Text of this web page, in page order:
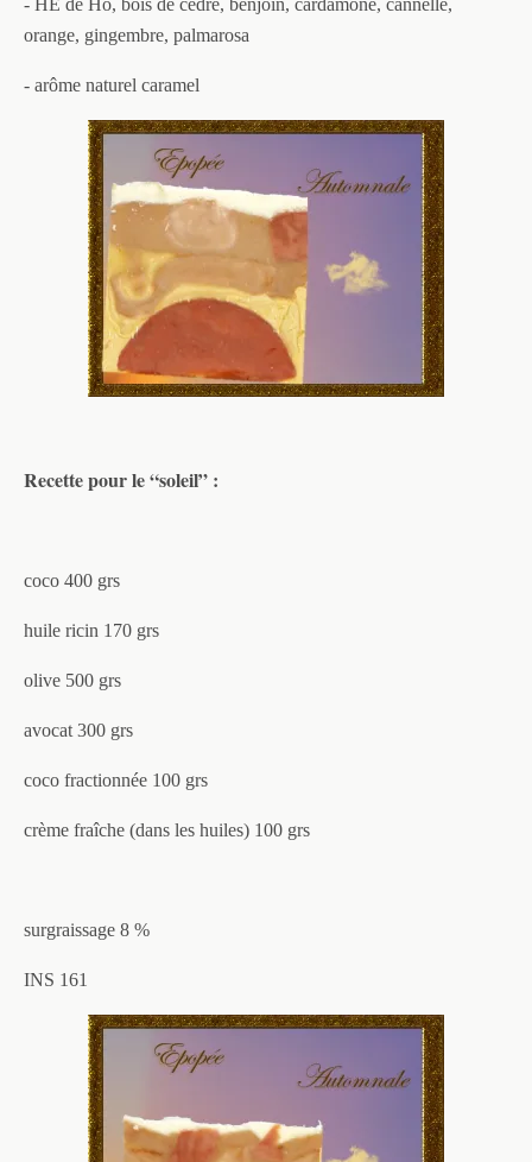
- HE de Ho, bois de cèdre, benjoin, cardamone, cannelle,
orange, gingembre, palmarosa
- arôme naturel caramel
Recette pour le “soleil” :
coco 400 grs
huile ricin 170 grs
olive 500 grs
avocat 300 grs
coco fractionnée 100 grs
crème fraîche (dans les huiles) 100 grs
surgraissage 8 %
INS 161